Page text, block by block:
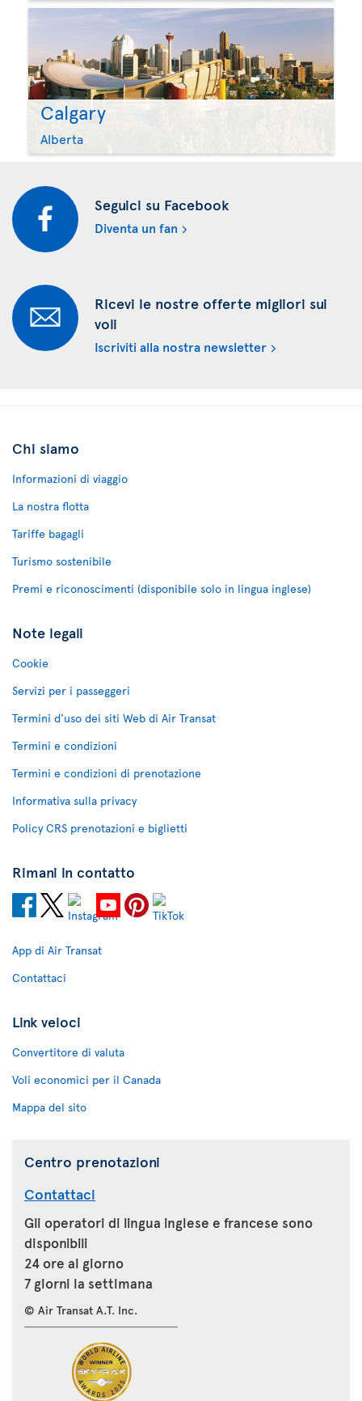
Calgary
Alberta
Seguici su Facebook
Diventa un fan
Ricevi le nostre offerte migliori sui
voli
Iscriviti alla nostra newsletter
Chi siamo
Informazioni di viaggio
La nostra flotta
Tariffe bagagli
Turismo sostenibile
Premi e riconoscimenti (disponibile solo in lingua inglese)
Note legali
Cookie
Servizi per i passeggeri
Termini d'uso dei siti Web di Air Transat
Termini e condizioni
Termini e condizioni di prenotazione
Informativa sulla privacy
Policy CRS prenotazioni e biglietti
Rimani in contatto
App di Air Transat
Contattaci
Link veloci
Convertitore di valuta
Voli economici per il Canada
Mappa del sito
Centro prenotazioni
Contattaci
Gli operatori di lingua inglese e francese sono
disponibili
24 ore al giorno
7 giorni la settimana
© Air Transat A.T. Inc.